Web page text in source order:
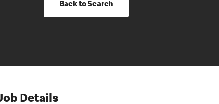
Back to Search
Details